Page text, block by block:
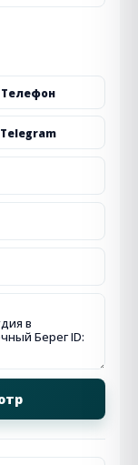
Телефон
Telegram